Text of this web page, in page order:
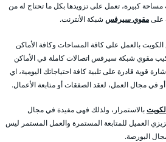
مساحة كبيرة، تعمل على تزويدها بكل ما تحتاج له من
علىمقوي سيرفس شبكة الأنترنت.
بالعمل على كافة المساحات وكافة الأماكن
مقوي شبكة سيرفس اتصالات كاملة في الأماكن
قوية قادرة على تلبية كافة احتياجاتك اليومية، اي
في مجال العمل، لعقد الصفقات أو متابعة الأعمال.
بالاستمرار، ولذلك فهى مفيدة في مجال
العميل للمتابعة المستمرة والعمل المستمر ليس
البورصة.